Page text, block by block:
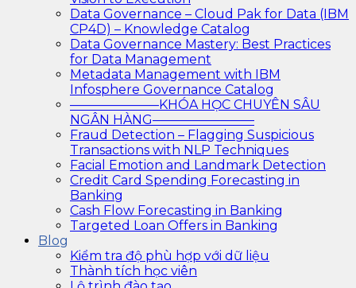
Data Governance – Cloud Pak for Data (IBM
CP4D) – Knowledge Catalog
Data Governance Mastery: Best Practices
for Data Management
Metadata Management with IBM
Infosphere Governance Catalog
———————KHÓA HỌC CHUYÊN SÂU
NGÂN HÀNG————————
Fraud Detection – Flagging Suspicious
Transactions with NLP Techniques
Facial Emotion and Landmark Detection
Credit Card Spending Forecasting in
Banking
Cash Flow Forecasting in Banking
Targeted Loan Offers in Banking
Blog
Kiểm tra độ phù hợp với dữ liệu
Thành tích học viên